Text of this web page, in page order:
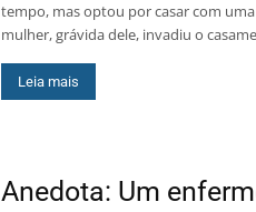
tempo, mas optou por casar com
mulher, grávida dele, invadiu o
Leia mais
Anedota: Um